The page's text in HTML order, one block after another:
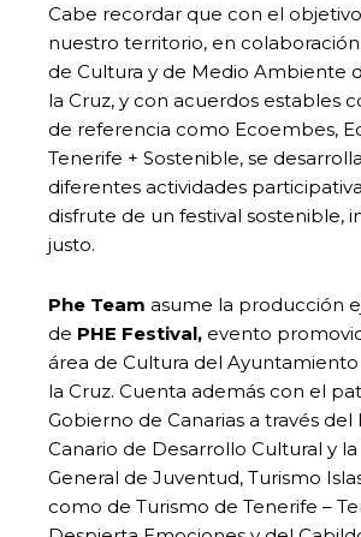
Cabe recordar que con el
nuestro territorio, en
de Cultura y de Medio Ambiente
la Cruz, y con acuerdos estables
de referencia como Ecoembes,
Tenerife + Sostenible, se
diferentes actividades
disfrute de un festival sostenible,
justo.
Phe Team asume la producción
de PHE Festival, evento
área de Cultura del
la Cruz. Cuenta además con el
Gobierno de Canarias a través del
Canario de Desarrollo Cultural y
General de Juventud, Turismo
como de Turismo de Tenerife –